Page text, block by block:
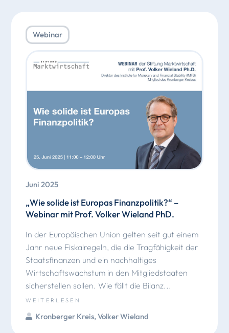
Webinar
Juni 2025
„Wie solide ist Europas Finanzpolitik?“ –
Webinar mit Prof. Volker Wieland PhD.
In der Europäischen Union gelten seit gut einem
Jahr neue Fiskalregeln, die die Tragfähigkeit der
Staatsfinanzen und ein nachhaltiges
Wirtschaftswachstum in den Mitgliedstaaten
sicherstellen sollen. Wie fällt die Bilanz...
WEITERLESEN
Kronberger Kreis,Volker Wieland